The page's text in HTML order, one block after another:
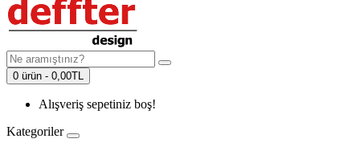
0 ürün - 0,00TL
Alışveriş sepetiniz boş!
Kategoriler